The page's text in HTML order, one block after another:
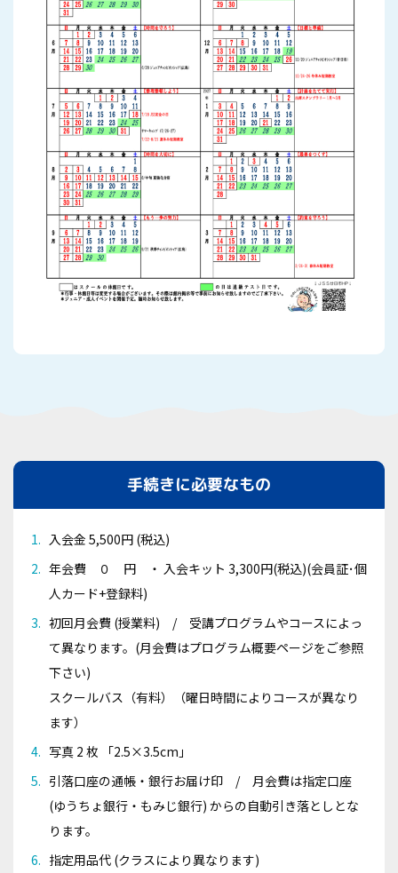
手続きに必要なもの
入会金 5,500円 (税込)
年会費 ０ 円 ・ 入会キット 3,300円(税込)(会員証･個
人カード+登録料)
初回月会費 (授業料) / 受講プログラムやコースによっ
て異なります。(月会費はプログラム概要ページをご参照
下さい)
スクールバス（有料）（曜日時間によりコースが異なり
ます）
写真 2 枚 「2.5×3.5cm」
引落口座の通帳・銀行お届け印 / 月会費は指定口座
(ゆうちょ銀行・もみじ銀行) からの自動引き落としとな
ります。
指定用品代 (クラスにより異なります)